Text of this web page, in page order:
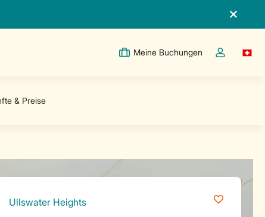
Meine Buchungen
Dropdown-
Ullswater Heights